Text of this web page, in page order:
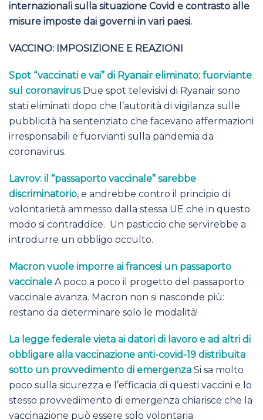
internazionali sulla situazione Covid e contrasto alle
misure imposte dai governi in vari paesi.
VACCINO: IMPOSIZIONE E REAZIONI
Spot “vaccinati e vai” di Ryanair eliminato: fuorviante
sul coronavirusDue spot televisivi di Ryanair sono
stati eliminati dopo che l’autorità di vigilanza sulle
pubblicità ha sentenziato che facevano affermazioni
irresponsabili e fuorvianti sulla pandemia da
coronavirus.
Lavrov: il “passaporto vaccinale” sarebbe
discriminatorio, e andrebbe contro il principio di
volontarietà ammesso dalla stessa UE che in questo
modo si contraddice. Un pasticcio che servirebbe a
introdurre un obbligo occulto.
Macron vuole imporre ai francesi un passaporto
vaccinale A poco a poco il progetto del passaporto
vaccinale avanza. Macron non si nasconde più:
restano da determinare solo le modalità!
La legge federale vieta ai datori di lavoro e ad altri di
obbligare alla vaccinazione anti-covid-19 distribuita
sotto un provvedimento di emergenza Si sa molto
poco sulla sicurezza e l’efficacia di questi vaccini e lo
stesso provvedimento di emergenza chiarisce che la
vaccinazione può essere solo volontaria.